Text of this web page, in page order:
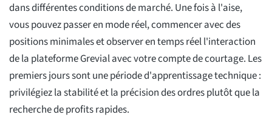
dans différentes conditions de marché. Une fois à l'aise,
vous pouvez passer en mode réel, commencer avec des
positions minimales et observer en temps réel l'interaction
de la plateforme Grevial avec votre compte de courtage. Les
premiers jours sont une période d'apprentissage technique :
privilégiez la stabilité et la précision des ordres plutôt que la
recherche de profits rapides.